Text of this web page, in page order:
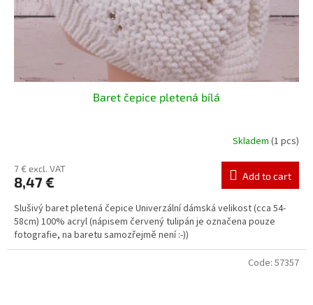
Baret čepice pletená bílá
Skladem (1 pcs)
7 € excl. VAT
8,47 € Add to cart
Slušivý baret pletená čepice Univerzální dámská velikost (cca 54-
58cm) 100% acryl (nápisem červený tulipán je označena pouze
fotografie, na baretu samozřejmě není :-))
Code: 57357